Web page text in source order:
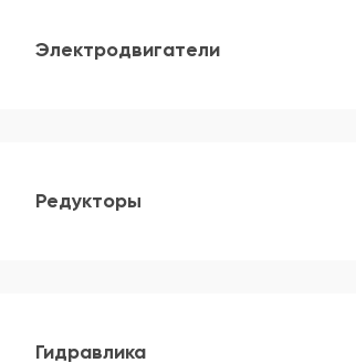
Электродвигатели
Редукторы
Гидравлика